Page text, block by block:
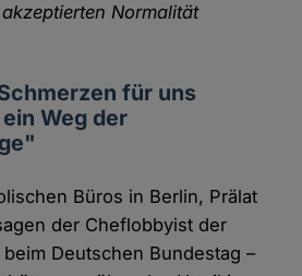
Normalität
für uns
Weg der
Büros in Berlin, Prälat
der Cheflobbyist der
Deutschen Bundestag –